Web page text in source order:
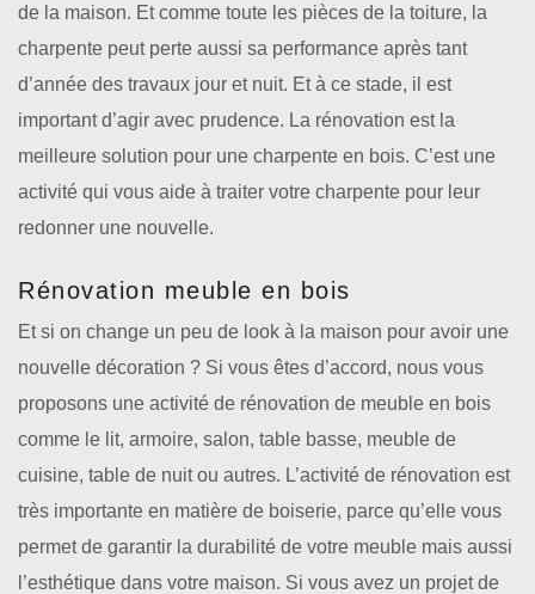
de la maison. Et comme toute les pièces de la toiture, la
charpente peut perte aussi sa performance après tant
d’année des travaux jour et nuit. Et à ce stade, il est
important d’agir avec prudence. La rénovation est la
meilleure solution pour une charpente en bois. C’est une
activité qui vous aide à traiter votre charpente pour leur
redonner une nouvelle.
Rénovation meuble en bois
Et si on change un peu de look à la maison pour avoir une
nouvelle décoration ? Si vous êtes d’accord, nous vous
proposons une activité de rénovation de meuble en bois
comme le lit, armoire, salon, table basse, meuble de
cuisine, table de nuit ou autres. L’activité de rénovation est
très importante en matière de boiserie, parce qu’elle vous
permet de garantir la durabilité de votre meuble mais aussi
l’esthétique dans votre maison. Si vous avez un projet de